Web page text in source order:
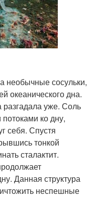
необычные сосульки,
океанического дна.
разгадала уже. Соль
ко дну,
себя. Спустя
тонкой
сталактит.
Данная структура
неспешные